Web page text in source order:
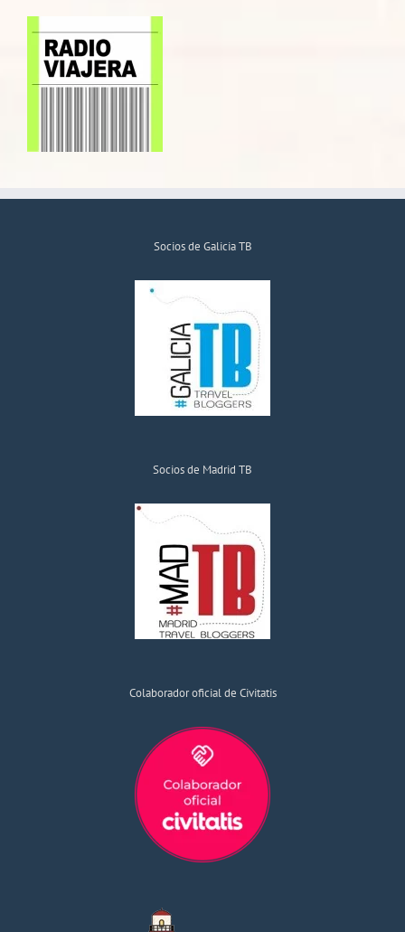
Socios de Galicia TB
Socios de Madrid TB
Colaborador oficial de Civitatis